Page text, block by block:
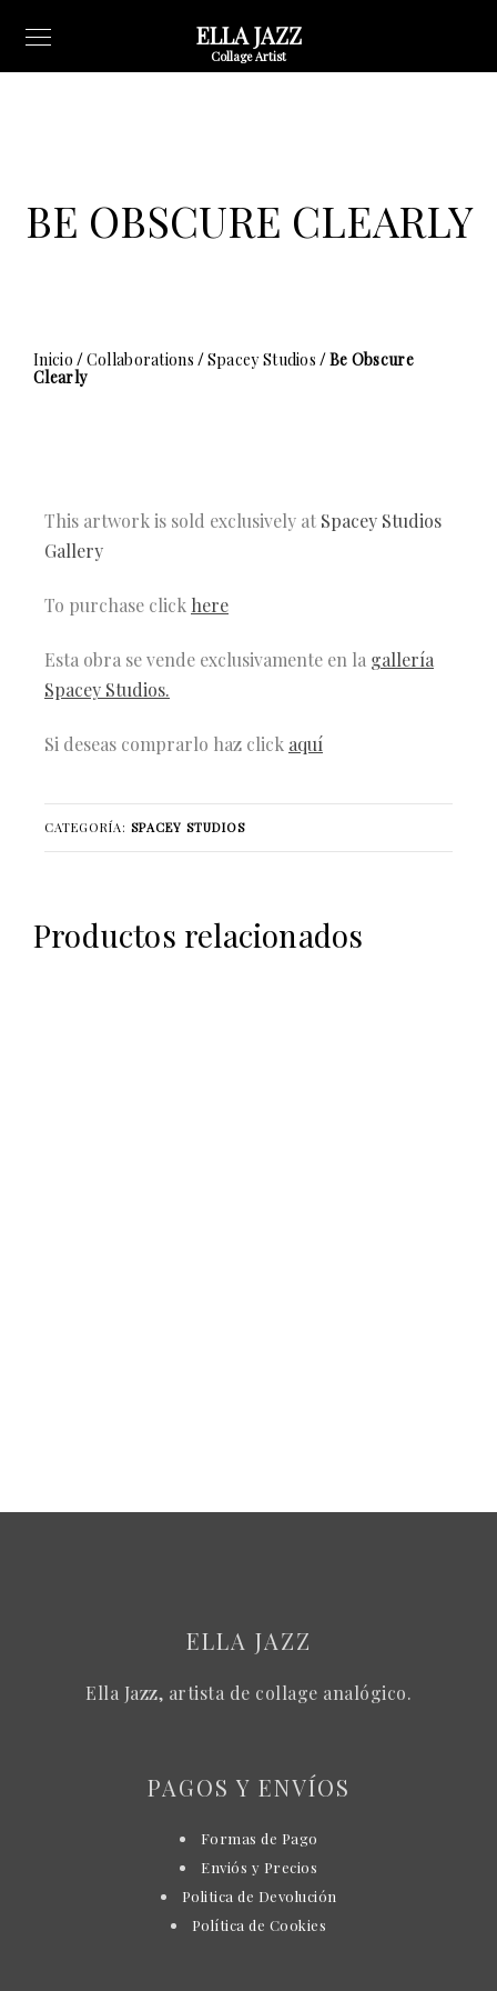
ELLA JAZZ
Collage Artist
BE OBSCURE CLEARLY
Inicio /Collaborations /Spacey Studios / Be Obscure
Clearly
This artwork is sold exclusively at Spacey Studios
Gallery
To purchase click here
Esta obra se vende exclusivamente en la gallería
Spacey Studios.
Si deseas comprarlo haz click aquí
CATEGORÍA: SPACEY STUDIOS
Productos relacionados
ELLA JAZZ
Ella Jazz, artista de collage analógico.
PAGOS Y ENVÍOS
Formas de Pago
Enviós y Precios
Politica de Devolución
Política de Cookies